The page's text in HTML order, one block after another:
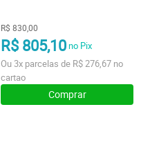
R$ 830,00
R$ 805,10no Pix
Ou3x parcelas de R$ 276,67 no
cartao
Comprar